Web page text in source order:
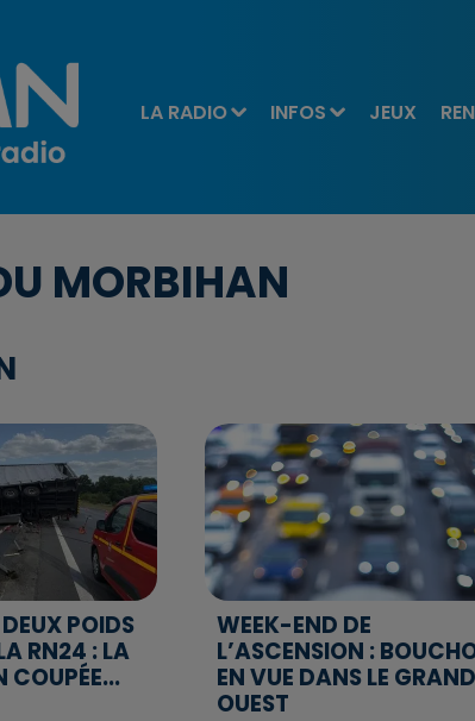
LA RADIO INFOS JEUX
MORBIHAN
POIDS
RN24 : LA
COUPÉE...
WEEK-END DE
L’ASCENSION :
EN VUE DANS LE GRAND
OUEST